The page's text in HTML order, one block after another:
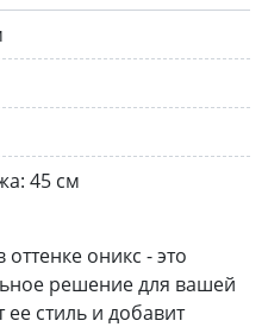
45 см
оникс - это
решение для вашей
ее стиль и добавит